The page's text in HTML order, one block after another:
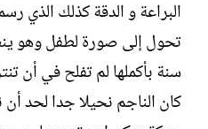
البراعة و الدقة كذلك الذي
تحول إلى صورة لطفل وهو
سنة بأكملها لم تفلح في أن
كان الناجم نحيلا جدا لحد